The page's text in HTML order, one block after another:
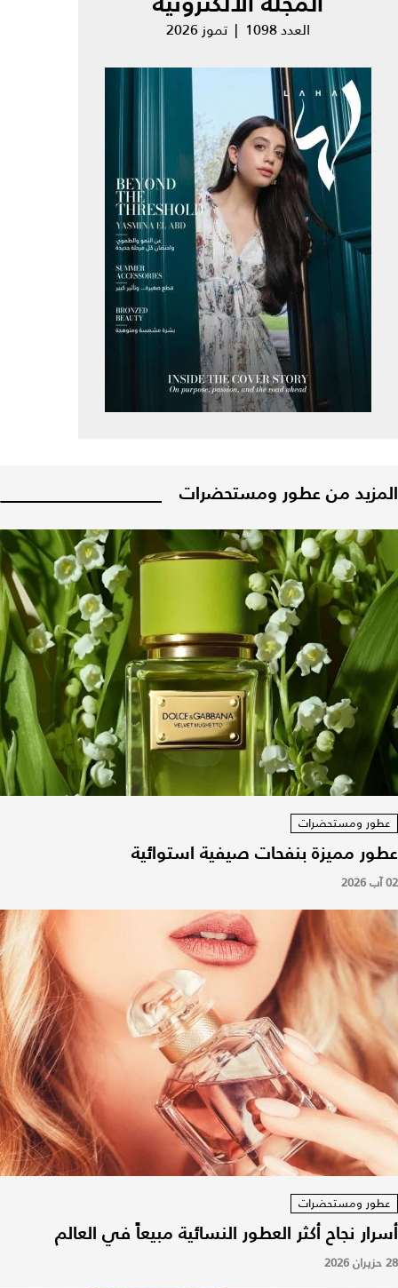
العدد 1098 | تموز 2026
المزيد من عطور ومستحضرات
عطور ومستحضرات
عطور مميزة بنفحات صيفية استوائية
02 آب 2026
عطور ومستحضرات
أسرار نجاح أكثر العطور النسائية مبيعاً في العالم
28 حزيران 2026